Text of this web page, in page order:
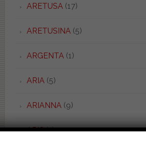
ARETUSA(17)
ARETUSINA(5)
ARGENTA(1)
ARIA(5)
ARIANNA(9)
ARIS(1)